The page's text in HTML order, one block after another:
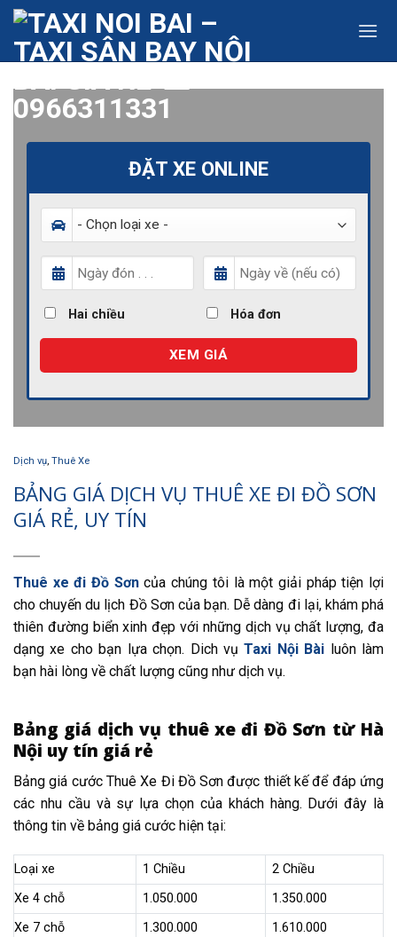
Skip
content
ĐẶT XE ONLINE
Hai chiều Hóa đơn
XEM GIÁ
Dịch vụ Thuê Xe
BẢNG GIÁ DỊCH VỤ THUÊ XE ĐI ĐỒ SƠN
GIÁ RẺ, UY TÍN
Thuê xe đi Đồ Sơncủa chúng tôi là một giải pháp tiện lợi
cho chuyến du lịch Đồ Sơn của bạn. Dễ dàng đi lại, khám phá
thiên đường biển xinh đẹp với những dịch vụ chất lượng, đa
dạng xe cho bạn lựa chọn. Dich vụTaxi Nội Bài luôn làm
bạn hài lòng về chất lượng cũng như dịch vụ.
Bảng giá dịch vụ thuê xe đi Đồ Sơn từ Hà
Nội uy tín giá rẻ
Bảng giá cước Thuê Xe Đi Đồ Sơn được thiết kế để đáp ứng
các nhu cầu và sự lựa chọn của khách hàng. Dưới đây là
thông tin về bảng giá cước hiện tại:
Loại xe 1 Chiều
2 Chiều
Xe 4 chỗ
1.050.000
1.350.000
Xe 7 chỗ
1.300.000
1.610.000